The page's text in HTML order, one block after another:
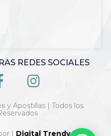
REDES SOCIALES
y Apostillas | Todos los
| Digital Trendy 360